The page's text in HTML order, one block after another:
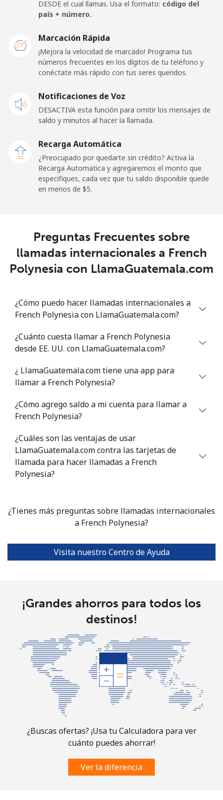
Línea fija ⁦1.5¢⁩ 665 min por ⁦$10⁩
⁦2.4¢⁩ 416 min por ⁦$10⁩
Celular ⁦30.9¢⁩ 32 min por ⁦$10⁩
French Polynesia
Celular ⁦33.9¢⁩ 29 min por ⁦$10⁩
DESDE el cual llamas. Usa el formato: código del
país + número.
Marcación Rápida
¡Mejora la velocidad de marcado! Programa tus
números frecuentes en los dígitos de tu teléfono y
conéctate más rápido con tus seres queridos.
Notificaciones de Voz
DESACTIVA esta función para omitir los mensajes de
saldo y minutos al hacer la llamada.
Recarga Automática
¿Preocupado por quedarte sin crédito? Activa la
Recarga Automatica y agregaremos el monto que
especifiques, cada vez que tu saldo disponible quede
en menos de ⁦$5⁩.
Preguntas Frecuentes sobre
llamadas internacionales a French
Polynesia con LlamaGuatemala.com
¿Cómo puedo hacer llamadas internacionales a
French Polynesia con LlamaGuatemala.com?
¿Cuánto cuesta llamar a French Polynesia
desde EE. UU. con LlamaGuatemala.com?
¿ LlamaGuatemala.com tiene una app para
llamar a French Polynesia?
¿Cómo agrego saldo a mi cuenta para llamar a
French Polynesia?
¿Cuáles son las ventajas de usar
LlamaGuatemala.com contra las tarjetas de
llamada para hacer llamadas a French
Polynesia?
¿Tienes más preguntas sobre llamadas internacionales
a French Polynesia?
Visita nuestro Centro de Ayuda
¡Grandes ahorros para todos los
destinos!
¿Buscas ofertas? ¡Usa tu Calculadora para ver
cuánto puedes ahorrar!
Ver la diferencia